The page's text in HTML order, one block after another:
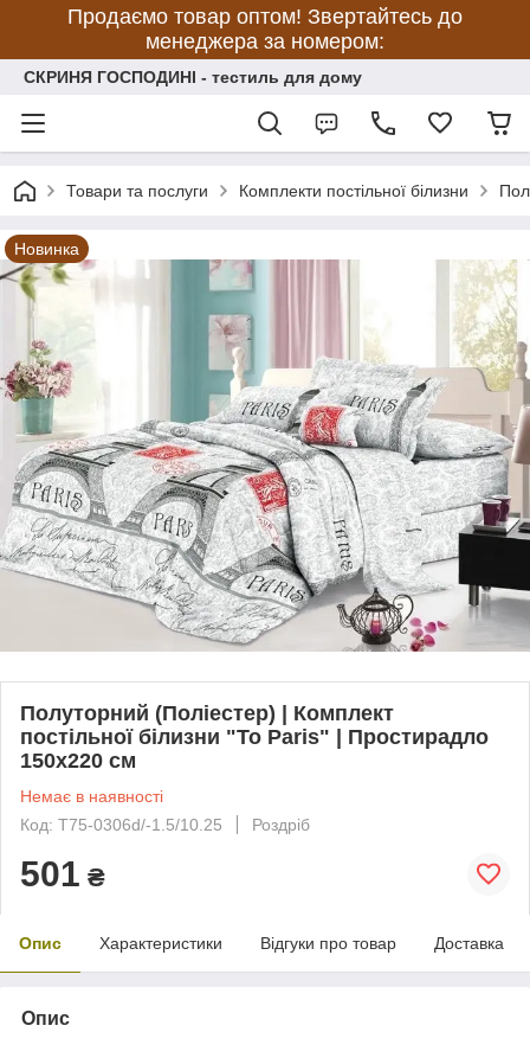
Продаємо товар оптом! Звертайтесь до
менеджера за номером:
СКРИНЯ ГОСПОДИНІ - тестиль для дому
Товари та послуги Комплекти постільної білизни
Новинка
Полуторний (Поліестер) | Комплект
постільної білизни "To Paris" | Простирадло
150х220 см
Немає в наявності
Код: T75-0306d/-1.5/10.25
Роздріб
501 ₴
Опис Характеристики Відгуки про товар Доставка
Опис